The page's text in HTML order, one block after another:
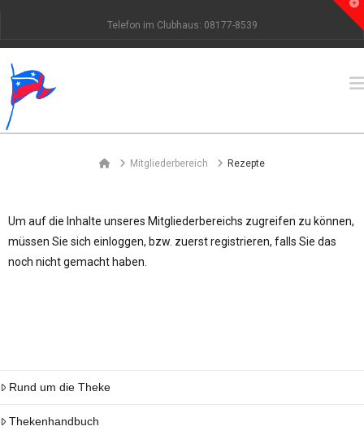
Telefon im Clubhaus: 08177-8539
HomeMitgliederbereich Rezepte
Um auf die Inhalte unseres Mitgliederbereichs zugreifen zu können,
müssen Sie sich einloggen, bzw. zuerst registrieren, falls Sie das
noch nicht gemacht haben.
Rund um die Theke
Thekenhandbuch